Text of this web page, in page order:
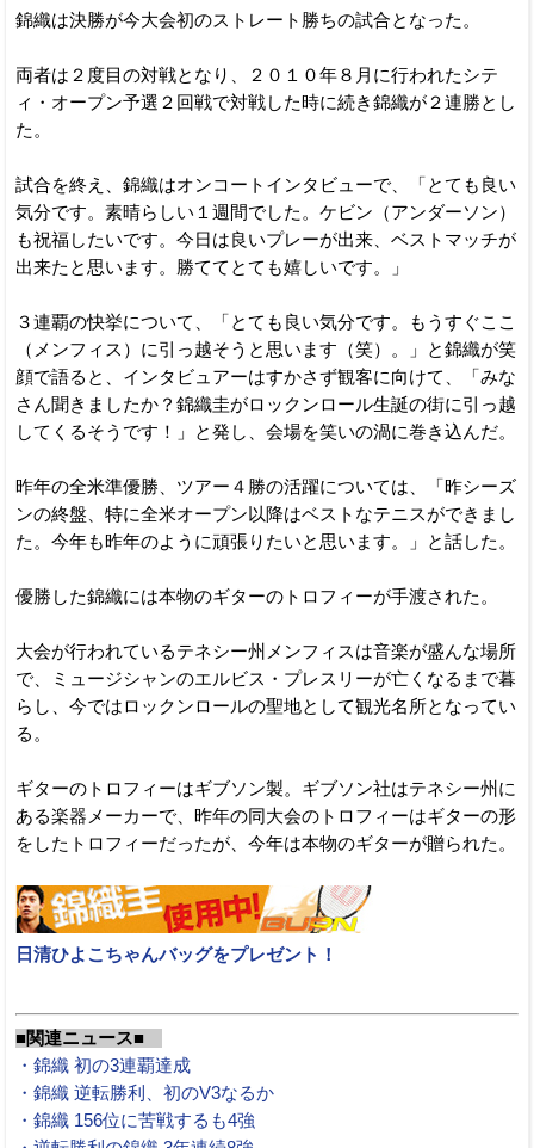
錦織は決勝が今大会初のストレート勝ちの試合となった。
両者は２度目の対戦となり、２０１０年８月に行われたシテ
ィ・オープン予選２回戦で対戦した時に続き錦織が２連勝とし
た。
試合を終え、錦織はオンコートインタビューで、「とても良い
気分です。素晴らしい１週間でした。ケビン（アンダーソン）
も祝福したいです。今日は良いプレーが出来、ベストマッチが
出来たと思います。勝ててとても嬉しいです。」
３連覇の快挙について、「とても良い気分です。もうすぐここ
（メンフィス）に引っ越そうと思います（笑）。」と錦織が笑
顔で語ると、インタビュアーはすかさず観客に向けて、「みな
さん聞きましたか？錦織圭がロックンロール生誕の街に引っ越
してくるそうです！」と発し、会場を笑いの渦に巻き込んだ。
昨年の全米準優勝、ツアー４勝の活躍については、「昨シーズ
ンの終盤、特に全米オープン以降はベストなテニスができまし
た。今年も昨年のように頑張りたいと思います。」と話した。
優勝した錦織には本物のギターのトロフィーが手渡された。
大会が行われているテネシー州メンフィスは音楽が盛んな場所
で、ミュージシャンのエルビス・プレスリーが亡くなるまで暮
らし、今ではロックンロールの聖地として観光名所となってい
る。
ギターのトロフィーはギブソン製。ギブソン社はテネシー州に
ある楽器メーカーで、昨年の同大会のトロフィーはギターの形
をしたトロフィーだったが、今年は本物のギターが贈られた。
日清ひよこちゃんバッグをプレゼント！
■関連ニュース■
・錦織 初の3連覇達成
・錦織 逆転勝利、初のV3なるか
・錦織 156位に苦戦するも4強